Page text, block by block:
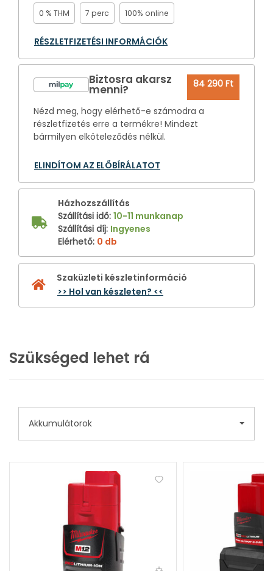
0 % THM 7 perc 100% online
RÉSZLETFIZETÉSI INFORMÁCIÓK
Biztosra akarsz
menni? 84 290 Ft
Nézd meg, hogy elérhető-e számodra a
részletfizetés erre a termékre! Mindezt
bármilyen elköteleződés nélkül.
ELINDÍTOM AZ ELŐBÍRÁLATOT
Házhozszállítás
Szállítási idő: 10-11 munkanap
Szállítási díj: Ingyenes
Elérhető: 0 db
Szaküzleti készletinformáció
>> Hol van készleten? <<
Szükséged lehet rá
Akkumulátorok